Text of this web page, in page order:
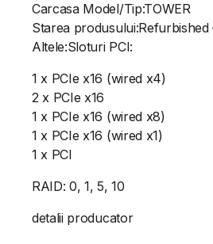
Carcasa Model/Tip:TOWER
Starea produsului:Refurbished
Altele:Sloturi PCI:
1 x PCIe x16 (wired x4)
2 x PCIe x16
1 x PCIe x16 (wired x8)
1 x PCIe x16 (wired x1)
1 x PCI
RAID: 0, 1, 5, 10
detalii producator